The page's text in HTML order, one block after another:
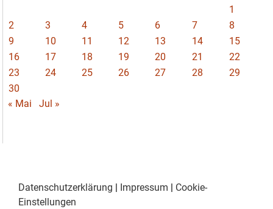
1
2
3 4 5 6 7
8
9
10 11 12 13 14
15
16
17 18 19 20 21
22
23
24 25 26 27 28
29
30
« Mai
Jul »
Datenschutzerklärung | Impressum | Cookie-
Einstellungen